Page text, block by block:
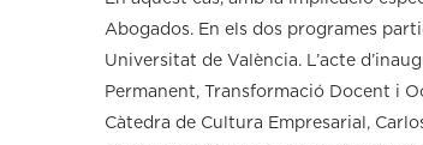
Abogados. En els dos programes
Universitat de València. L’acte
Permanent, Transformació Docent i
Càtedra de Cultura Empresarial,